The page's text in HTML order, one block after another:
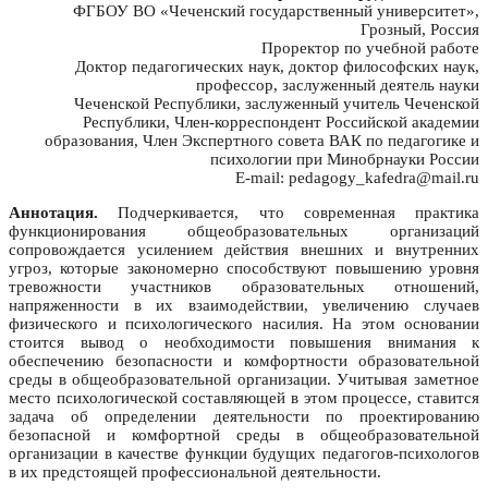
ФГБОУ ВО «Чеченский государственный университет»,
Грозный, Россия
Проректор по учебной работе
Доктор педагогических наук, доктор философских наук,
профессор, заслуженный деятель науки
Чеченской Республики, заслуженный учитель Чеченской
Республики, Член-корреспондент Российской академии
образования, Член Экспертного совета ВАК по педагогике и
психологии при Минобрнауки России
E-mail: pedagogy_kafedra@mail.ru
Аннотация. Подчеркивается, что современная практика
функционирования общеобразовательных организаций
сопровождается усилением действия внешних и внутренних
угроз, которые закономерно способствуют повышению уровня
тревожности участников образовательных отношений,
напряженности в их взаимодействии, увеличению случаев
физического и психологического насилия. На этом основании
стоится вывод о необходимости повышения внимания к
обеспечению безопасности и комфортности образовательной
среды в общеобразовательной организации. Учитывая заметное
место психологической составляющей в этом процессе, ставится
задача об определении деятельности по проектированию
безопасной и комфортной среды в общеобразовательной
организации в качестве функции будущих педагогов-психологов
в их предстоящей профессиональной деятельности.